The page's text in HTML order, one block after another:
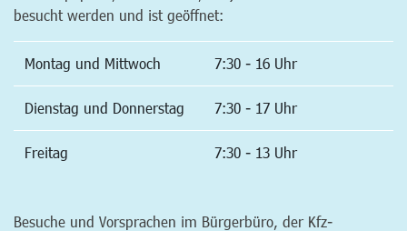
besucht werden und ist geöffnet:
Montag und Mittwoch 7:30 - 16 Uhr
Dienstag und Donnerstag 7:30 - 17 Uhr
Freitag 7:30 - 13 Uhr
Besuche und Vorsprachen im Bürgerbüro, der Kfz-